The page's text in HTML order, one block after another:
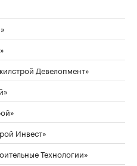
Девелопмент»
Инвест»
Технологии»